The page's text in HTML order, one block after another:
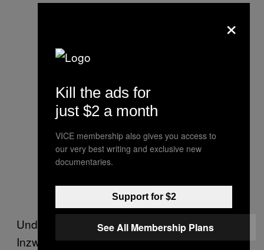
Und die Neuigkeiten reißen nicht ab:
Inzwischen ist längst ein neuer
×
Kill the ads for
just $2 a month
VICE membership also gives you access to
our very best writing and exclusive new
documentaries.
Support for $2
See All Membership Plans